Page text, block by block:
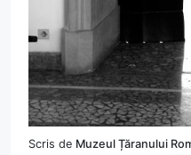
Scris de Muzeul Țăranului